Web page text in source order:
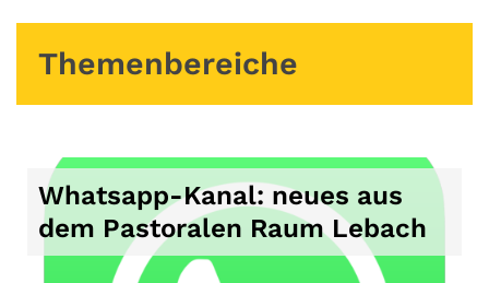
Themenbereiche
Whatsapp-Kanal: neues aus
dem Pastoralen Raum Lebach